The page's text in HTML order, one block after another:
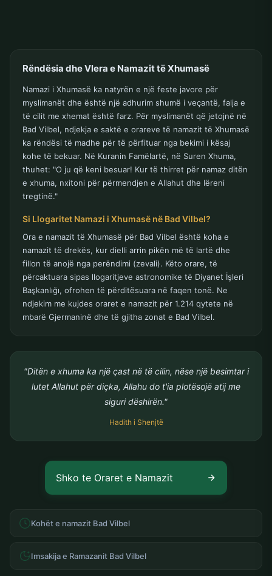
Rëndësia dhe Vlera e Namazit të Xhumasë
Namazi i Xhumasë ka natyrën e një feste javore për
myslimanët dhe është një adhurim shumë i veçantë, falja e
të cilit me xhemat është farz. Për myslimanët që jetojnë në
Bad Vilbel, ndjekja e saktë e orareve të namazit të Xhumasë
ka rëndësi të madhe për të përfituar nga bekimi i kësaj
kohe të bekuar. Në Kuranin Famëlartë, në Suren Xhuma,
thuhet: "O ju që keni besuar! Kur të thirret për namaz ditën
e xhuma, nxitoni për përmendjen e Allahut dhe lëreni
tregtinë."
Si Llogaritet Namazi i Xhumasë në Bad Vilbel?
Ora e namazit të Xhumasë për Bad Vilbel është koha e
namazit të drekës, kur dielli arrin pikën më të lartë dhe
fillon të anojë nga perëndimi (zevali). Këto orare, të
përcaktuara sipas llogaritjeve astronomike të Diyanet İşleri
Başkanlığı, ofrohen të përditësuara në faqen tonë. Ne
ndjekim me kujdes oraret e namazit për 1.214 qytete në
mbarë Gjermaninë dhe të gjitha zonat e Bad Vilbel.
"Ditën e xhuma ka një çast në të cilin, nëse një besimtar i
lutet Allahut për diçka, Allahu do t'ia plotësojë atij me
siguri dëshirën."
Hadith i Shenjtë
Shko te Oraret e Namazit
Kohët e namazit Bad Vilbel
Imsakija e Ramazanit Bad Vilbel